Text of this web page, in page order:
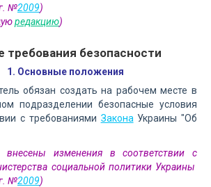
№2009)
редакцию)
требования безопасности
1. Основные положения
обязан создать на рабочем месте в
подразделении безопасные условия
с требованиями Закона Украины "Об
изменения в соответствии с
социальной политики Украины
№2009)